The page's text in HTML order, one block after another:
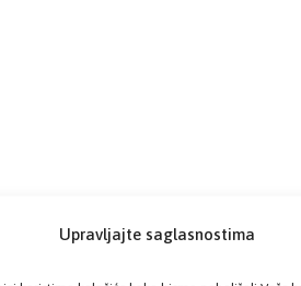
Upravljajte saglasnostima